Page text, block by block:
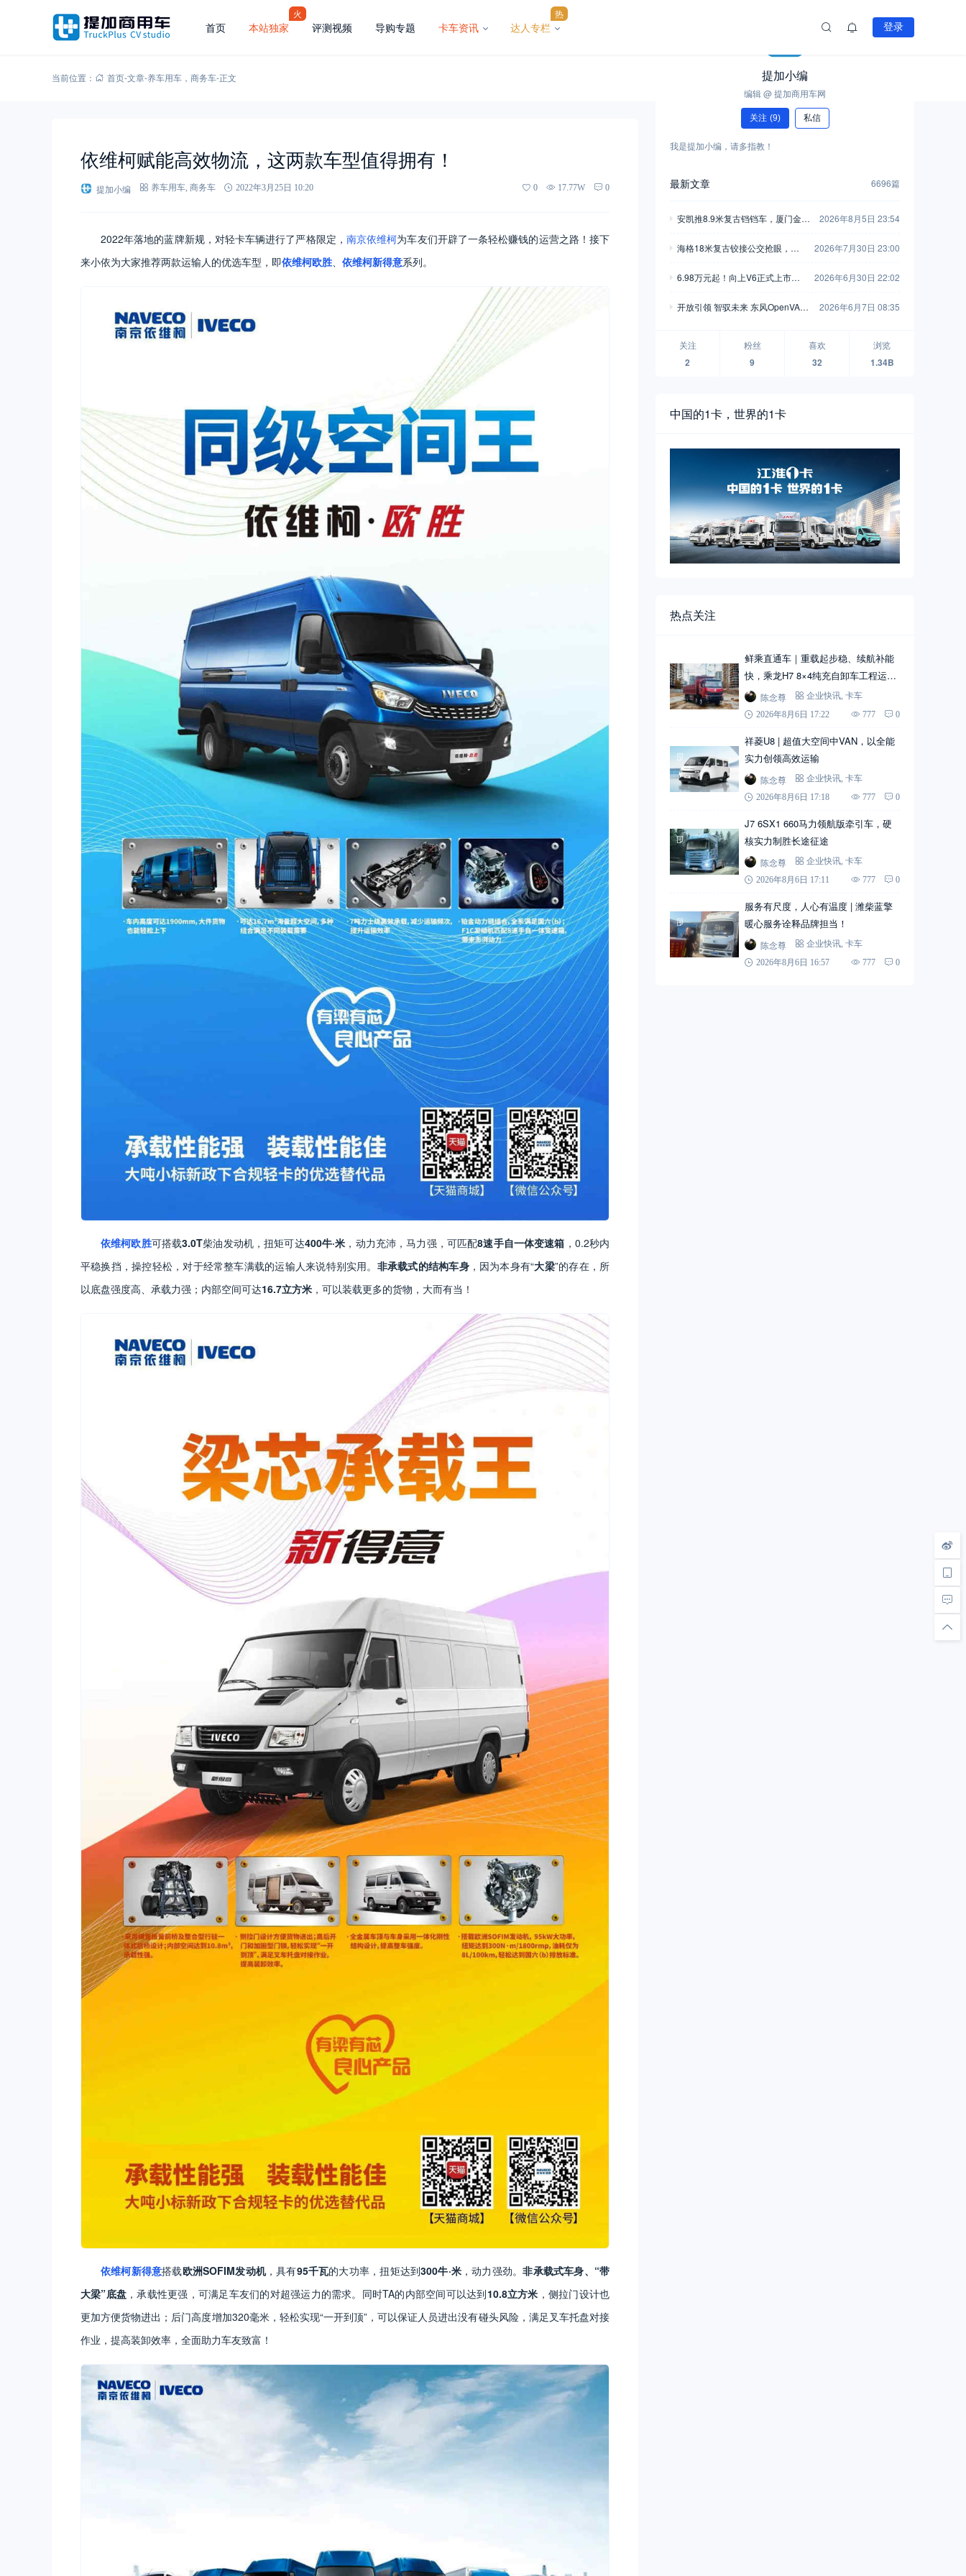
首页 本站独家
火
评测视频 导购专题 卡车资讯 达人专栏
热
登录
当前位置： 首页-文章-养车用车 ， 商务车-正文
依维柯赋能高效物流，这两款车型值得拥有！
提加小编 养车用车 商务车 2022年3月25日 10:20 0 17.77W 0
2022年落地的蓝牌新规，对轻卡车辆进行了严格限定， 南京依维柯为车友们开辟了一条轻松赚钱的运营之路！接下
来小依为大家推荐两款运输人的优选车型，即依维柯欧胜 依维柯新得意系列。
依维柯欧胜可搭载3.0T柴油发动机，扭矩可达400牛·米 ，动力充沛，马力强，可匹配8速手自一体变速箱 ，0.2秒内
平稳换挡，操控轻松，对于经常整车满载的运输人来说特别实用。 非承载式的结构车身，因为本身有“大梁”的存在，所
以底盘强度高、承载力强；内部空间可达16.7立方米 ，可以装载更多的货物，大而有当！
依维柯新得意搭载欧洲SOFIM发动机，具有95千瓦的大功率，扭矩达到300牛·米 ，动力强劲。非承载式车身、“带
大梁”底盘 ，承载性更强，可满足车友们的对超强运力的需求。同时TA的内部空间可以达到10.8立方米 ，侧拉门设计也
更加方便货物进出；后门高度增加320毫米，轻松实现“一开到顶”，可以保证人员进出没有碰头风险，满足叉车托盘对接
作业，提高装卸效率，全面助力车友致富！
提加小编
编辑 @ 提加商用车网
关注 (9) 私信
我是提加小编，请多指教！
最新文章 6696篇
安凯推8.9米复古铛铛车，厦门金龙
9批新产品公示之M类客车篇（中）
2026年8月5日 23:54
海格18米复古铰接公交抢眼，大
8-409批新产品公示之M类客车篇
2026年7月30日 23:00
6.98万元起！向上V6正式上市，
新标杆
2026年6月30日 22:02
开放引领 智驭未来 东风OpenVAN
2026年6月7日 08:35
关注
2
粉丝
9
喜欢
32
浏览
1.34B
中国的1卡，世界的1卡
热点关注
鲜乘直通车｜重载起步稳、续航补能
快，乘龙H7 8×4纯充自卸车工程运输
实力搭档
陈念尊 企业快讯 卡车
2026年8月6日 17:22
777 0
祥菱U8 | 超值大空间中VAN，以全能
实力创领高效运输
陈念尊 企业快讯 卡车
2026年8月6日 17:18
777 0
J7 6SX1 660马力领航版牵引车，硬
核实力制胜长途征途
陈念尊 企业快讯 卡车
2026年8月6日 17:11
777 0
服务有尺度，人心有温度 | 潍柴蓝擎
暖心服务诠释品牌担当！
陈念尊 企业快讯 卡车
2026年8月6日 16:57
777 0